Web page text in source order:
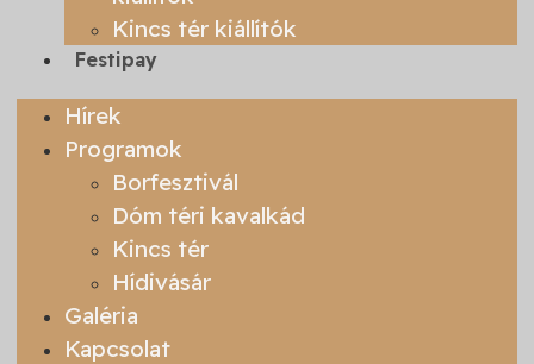
Kincs tér kiállítók
Festipay
Hírek
Programok
Borfesztivál
Dóm téri kavalkád
Kincs tér
Hídivásár
Galéria
Kapcsolat